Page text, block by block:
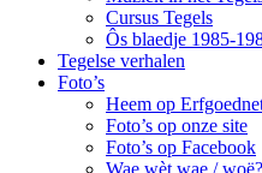
Cursus Tegels
Ôs blaedje 1985-
Tegelse verhalen
Foto’s
Heem op
Foto’s op onze site
Foto’s op Facebook
Wae wèt wae / woë?